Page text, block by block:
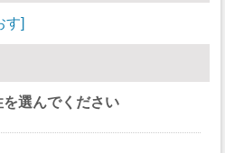
0 0
0 0
す
を選んでください